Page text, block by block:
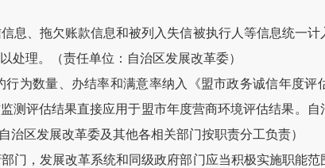
息、拖欠账款信息和被列入失信被执行人等信息统一
处理。（责任单位：自治区发展改革委）
为数量、办结率和满意率纳入《盟市政务诚信年度评
测评估结果直接应用于盟市年度营商环境评估结果。
区发展改革委及其他各相关部门按职责分工负责）
门，发展改革系统和同级政府部门应当积极实施职能